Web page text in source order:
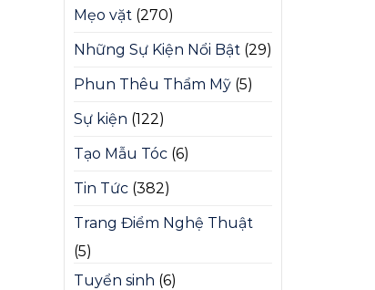
Mẹo vặt (270)
Những Sự Kiện Nổi Bật (29)
Phun Thêu Thẩm Mỹ (5)
Sự kiện (122)
Tạo Mẫu Tóc (6)
Tin Tức (382)
Trang Điểm Nghệ Thuật
(5)
Tuyển sinh (6)